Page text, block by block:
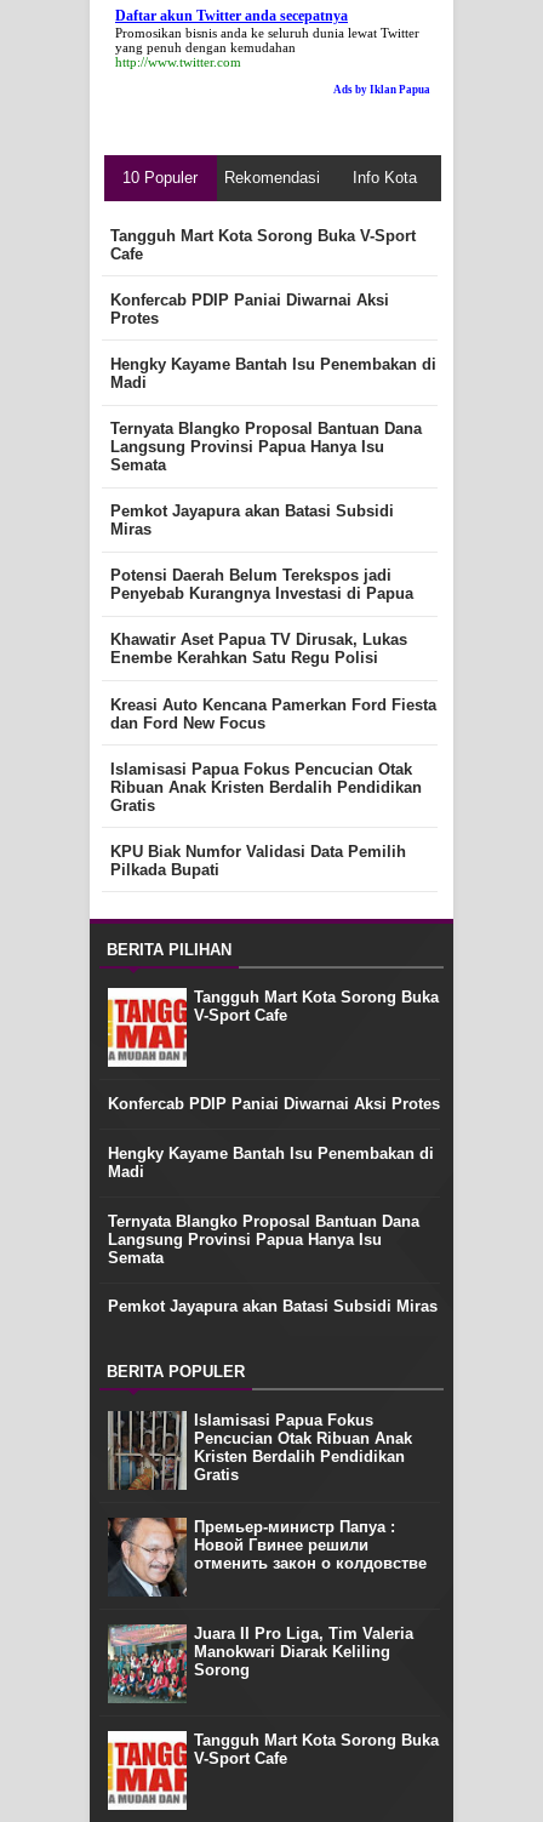
Daftar akun Twitter anda secepatnya
Promosikan bisnis anda ke seluruh dunia lewat Twitter
yang penuh dengan kemudahan
http://www.twitter.com
Ads by Iklan Papua
10 Populer Rekomendasi Info Kota
Tangguh Mart Kota Sorong Buka V-Sport
Cafe
Konfercab PDIP Paniai Diwarnai Aksi
Protes
Hengky Kayame Bantah Isu Penembakan di
Madi
Ternyata Blangko Proposal Bantuan Dana
Langsung Provinsi Papua Hanya Isu
Semata
Pemkot Jayapura akan Batasi Subsidi
Miras
Potensi Daerah Belum Terekspos jadi
Penyebab Kurangnya Investasi di Papua
Khawatir Aset Papua TV Dirusak, Lukas
Enembe Kerahkan Satu Regu Polisi
Kreasi Auto Kencana Pamerkan Ford Fiesta
dan Ford New Focus
Islamisasi Papua Fokus Pencucian Otak
Ribuan Anak Kristen Berdalih Pendidikan
Gratis
KPU Biak Numfor Validasi Data Pemilih
Pilkada Bupati
BERITA PILIHAN
Tangguh Mart Kota Sorong Buka
V-Sport Cafe
Konfercab PDIP Paniai Diwarnai Aksi Protes
Hengky Kayame Bantah Isu Penembakan di
Madi
Ternyata Blangko Proposal Bantuan Dana
Langsung Provinsi Papua Hanya Isu
Semata
Pemkot Jayapura akan Batasi Subsidi Miras
BERITA POPULER
Islamisasi Papua Fokus
Pencucian Otak Ribuan Anak
Kristen Berdalih Pendidikan
Gratis
Премьер-министр Папуа :
Новой Гвинее решили
отменить закон о колдовстве
Juara II Pro Liga, Tim Valeria
Manokwari Diarak Keliling
Sorong
Tangguh Mart Kota Sorong Buka
V-Sport Cafe